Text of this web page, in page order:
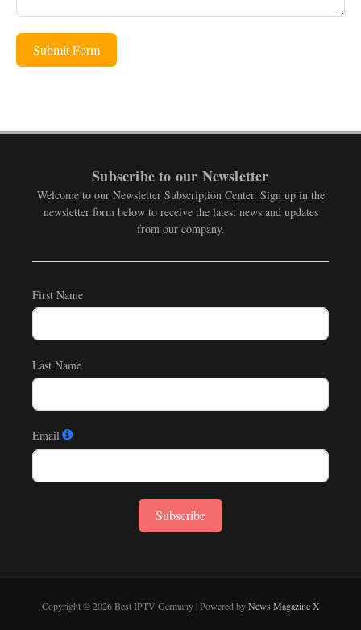
Submit Form
Subscribe to our Newsletter
Welcome to our Newsletter Subscription Center. Sign up in the
newsletter form below to receive the latest news and updates
from our company.
First Name
Last Name
Email
Subscribe
Copyright © 2026 Best IPTV Germany | Powered byNews Magazine X